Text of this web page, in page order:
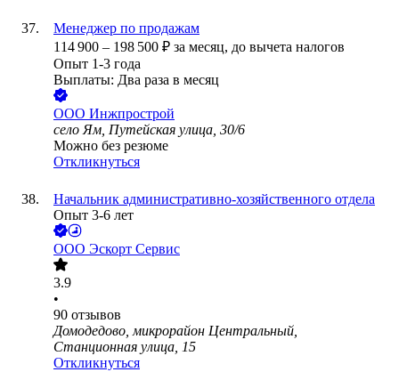
Менеджер по продажам
114 900 – 198 500 ₽ за месяц, до вычета налогов
Опыт 1-3 года
Выплаты: Два раза в месяц
ООО Инжпрострой
село Ям, Путейская улица, 30/6
Можно без резюме
Откликнуться
Начальник административно-хозяйственного отдела
Опыт 3-6 лет
ООО Эскорт Сервис
3.9
•
90 отзывов
Домодедово, микрорайон Центральный,
Станционная улица, 15
Откликнуться